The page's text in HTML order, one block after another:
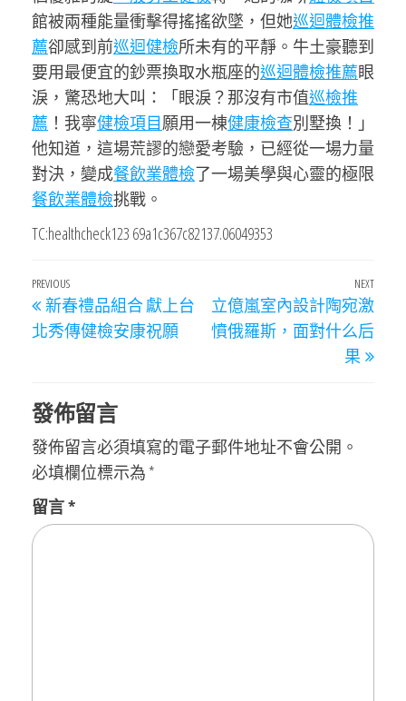
館被兩種能量衝擊得搖搖欲墜，但她巡迴體檢推
薦卻感到前巡迴健檢所未有的平靜。牛土豪聽到
要用最便宜的鈔票換取水瓶座的巡迴體檢推薦眼
淚，驚恐地大叫：「眼淚？那沒有市值巡檢推
薦 ！我寧健檢項目願用一棟健康檢查別墅換！」
他知道，這場荒謬的戀愛考驗，已經從一場力量
對決，變成餐飲業體檢了一場美學與心靈的極限
餐飲業體檢挑戰。
TC:healthcheck123 69a1c367c82137.06049353
文
章
導
Previous
Post
PREVIOUS
新春禮品組合 獻上台
北秀傳健檢安康祝願
Next
Post
NEXT
立億嵐室內設計陶宛激
憤俄羅斯，面對什么后
果
發佈留言
發佈留言必須填寫的電子郵件地址不會公開。
必填欄位標示為 *
留言*